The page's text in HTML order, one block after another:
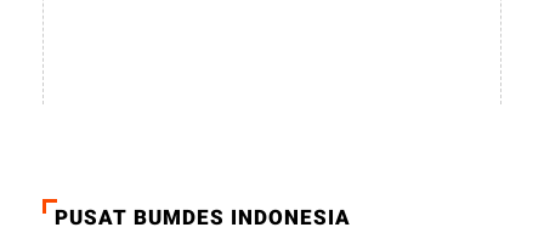
PUSAT BUMDES INDONESIA